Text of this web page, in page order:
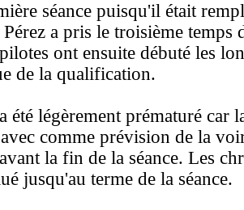
séance puisqu'il était
a pris le troisième temps
ont ensuite débuté les
de la qualification.
été légèrement prématuré car
comme prévision de la
la fin de la séance. Les
jusqu'au terme de la séance.